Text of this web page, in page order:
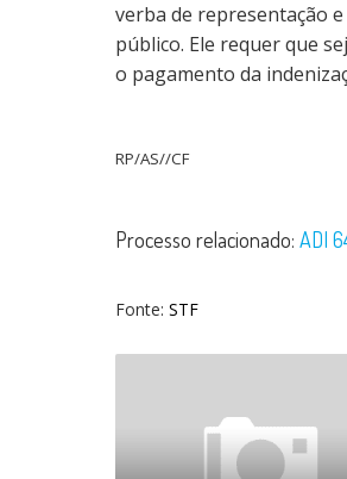
verba de representação
público. Ele requer que
o pagamento da
RP/AS//CF
Processo relacionado: ADI
Fonte: STF